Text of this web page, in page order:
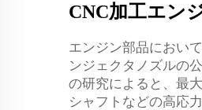
CNC加工エン
エンジン部品におい
ンジェクタノズルの
の研究によると、最
シャフトなどの高応